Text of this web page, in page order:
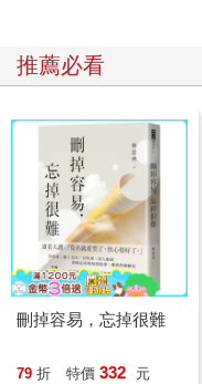
推薦必看
刪掉容易，忘掉很難
79 折 特價 332 元